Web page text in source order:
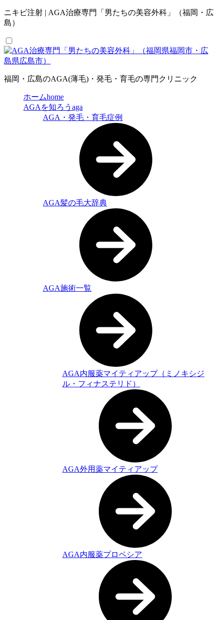
ニキビ注射 | AGA治療専門「男たちの美容外科」（福岡・広
島）
福岡・広島のAGA(薄毛)・発毛・育毛の専門クリニック
ホームhome
AGAを知ろう aga
AGA・発毛・育毛症例
AGA髪の毛大辞典
AGA施術一覧
AGA内服薬マイティアップ（ミノキシジ
ル・フィナステリド）
AGA外用薬マイティアップ
AGA内服薬プロペシア